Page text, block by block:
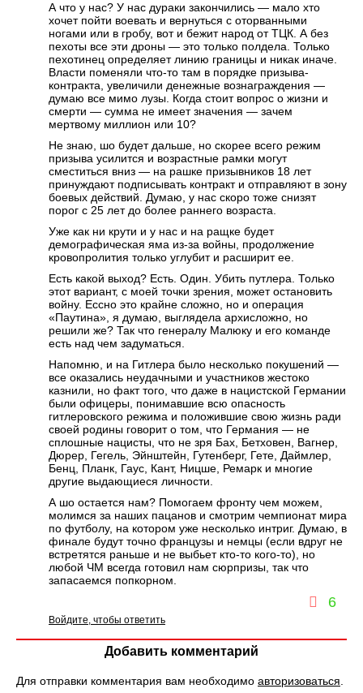
А что у нас? У нас дураки закончились — мало хто
хочет пойти воевать и вернуться с оторванными
ногами или в гробу, вот и бежит народ от ТЦК. А без
пехоты все эти дроны — это только полдела. Только
пехотинец определяет линию границы и никак иначе.
Власти поменяли что-то там в порядке призыва-
контракта, увеличили денежные вознаграждения —
думаю все мимо лузы. Когда стоит вопрос о жизни и
смерти — сумма не имеет значения — зачем
мертвому миллион или 10?
Не знаю, шо будет дальше, но скорее всего режим
призыва усилится и возрастные рамки могут
сместиться вниз — на рашке призывников 18 лет
принуждают подписывать контракт и отправляют в зону
боевых действий. Думаю, у нас скоро тоже снизят
порог с 25 лет до более раннего возраста.
Уже как ни крути и у нас и на ращке будет
демографическая яма из-за войны, продолжение
кровопролития только углубит и расширит ее.
Есть какой выход? Есть. Один. Убить путлера. Только
этот вариант, с моей точки зрения, может остановить
войну. Ессно это крайне сложно, но и операция
«Паутина», я думаю, выглядела архисложно, но
решили же? Так что генералу Малюку и его команде
есть над чем задуматься.
Напомню, и на Гитлера было несколько покушений —
все оказались неудачными и участников жестоко
казнили, но факт того, что даже в нацистской Германии
были офицеры, понимавшие всю опасность
гитлеровского режима и положившие свою жизнь ради
своей родины говорит о том, что Германия — не
сплошные нацисты, что не зря Бах, Бетховен, Вагнер,
Дюрер, Гегель, Эйнштейн, Гутенберг, Гете, Даймлер,
Бенц, Планк, Гаус, Кант, Ницше, Ремарк и многие
другие выдающиеся личности.
А шо остается нам? Помогаем фронту чем можем,
молимся за наших пацанов и смотрим чемпионат мира
по футболу, на котором уже несколько интриг. Думаю, в
финале будут точно французы и немцы (если вдруг не
встретятся раньше и не выбьет кто-то кого-то), но
любой ЧМ всегда готовил нам сюрпризы, так что
запасаемся попкорном.
6
Войдите, чтобы ответить
Добавить комментарий
Для отправки комментария вам необходимо авторизоваться.